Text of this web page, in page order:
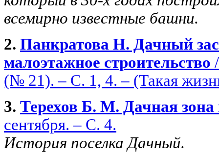
всемирно известные башни.
2. Панкратова Н. Дачный
малоэтажное строительство
(№ 21). – С. 1, 4. – (Такая
3. Терехов Б. М. Дачная
сентября. – С. 4.
История поселка Дачный.